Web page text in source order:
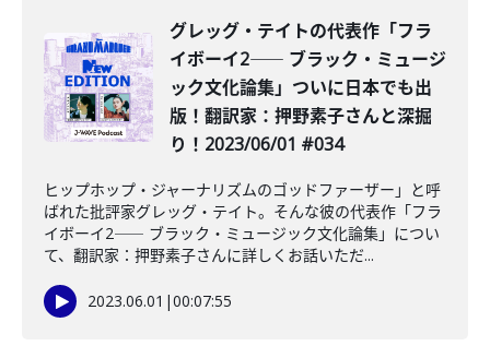
グレッグ・テイトの代表作「フラ
イボーイ2―― ブラック・ミュージ
ック文化論集」ついに日本でも出
版！翻訳家：押野素子さんと深掘
り！2023/06/01 #034
ヒップホップ・ジャーナリズムのゴッドファーザー」と呼
ばれた批評家グレッグ・テイト。そんな彼の代表作「フラ
イボーイ2―― ブラック・ミュージック文化論集」につい
て、翻訳家：押野素子さんに詳しくお話いただ...
2023.06.01 |00:07:55